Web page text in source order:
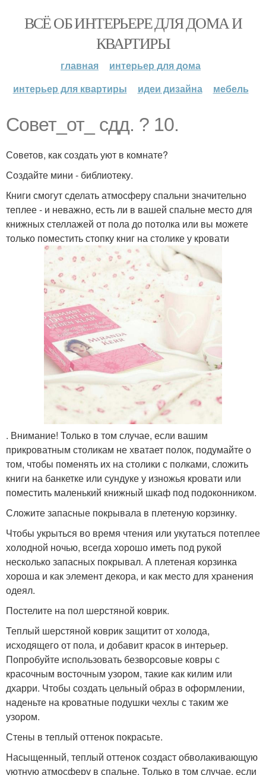
ВСЁ ОБ ИНТЕРЬЕРЕ ДЛЯ ДОМА И
КВАРТИРЫ
главная
интерьер для дома
интерьер для квартиры
идеи дизайна мебель
Совет_от_ сдд. ? 10.
Советов, как создать уют в комнате?
Создайте мини - библиотеку.
Книги смогут сделать атмосферу спальни значительно
теплее - и неважно, есть ли в вашей спальне место для
книжных стеллажей от пола до потолка или вы можете
только поместить стопку книг на столике у кровати
. Внимание! Только в том случае, если вашим
прикроватным столикам не хватает полок, подумайте о
том, чтобы поменять их на столики с полками, сложить
книги на банкетке или сундуке у изножья кровати или
поместить маленький книжный шкаф под подоконником.
Сложите запасные покрывала в плетеную корзинку.
Чтобы укрыться во время чтения или укутаться потеплее
холодной ночью, всегда хорошо иметь под рукой
несколько запасных покрывал. А плетеная корзинка
хороша и как элемент декора, и как место для хранения
одеял.
Постелите на пол шерстяной коврик.
Теплый шерстяной коврик защитит от холода,
исходящего от пола, и добавит красок в интерьер.
Попробуйте использовать безворсовые ковры с
красочным восточным узором, такие как килим или
дхарри. Чтобы создать цельный образ в оформлении,
наденьте на кроватные подушки чехлы с таким же
узором.
Стены в теплый оттенок покрасьте.
Насыщенный, теплый оттенок создаст обволакивающую
уютную атмосферу в спальне. Только в том случае, если